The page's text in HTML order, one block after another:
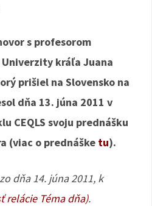
o e
s profesorom
kráľa Juana
prišiel na Slovensko na
dňa 13. júna 2011 v
CEQLS svoju prednášku
(viac o prednáške tu).
dňa 14. júna 2011, k
relácie Téma dňa).